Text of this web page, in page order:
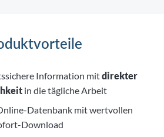
Information mitdirekter
in die tägliche Arbeit
Datenbank mit wertvollen
Download